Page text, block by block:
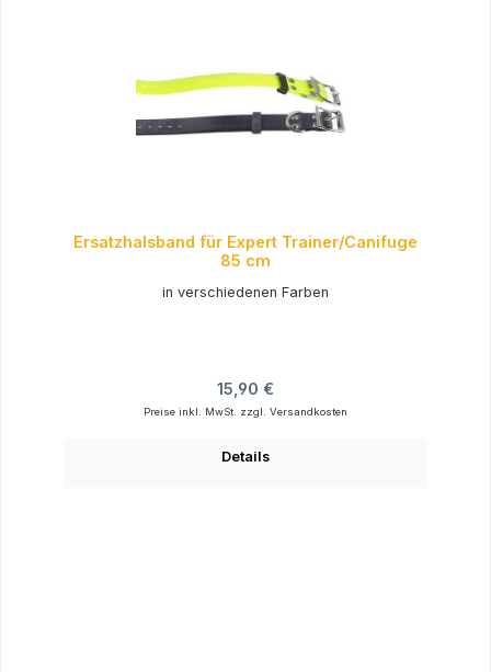
Ersatzhalsband für Expert Trainer/Canifuge
85 cm
in verschiedenen Farben
Regulärer Preis:
15,90 €
Preise inkl. MwSt. zzgl. Versandkosten
Details